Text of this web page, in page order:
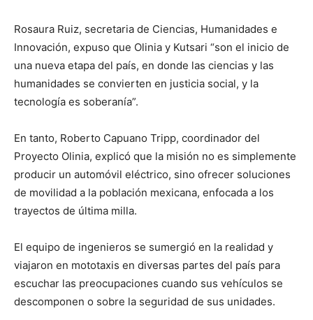
Rosaura Ruiz, secretaria de Ciencias, Humanidades e
Innovación, expuso que Olinia y Kutsari “son el inicio de
una nueva etapa del país, en donde las ciencias y las
humanidades se convierten en justicia social, y la
tecnología es soberanía”.
En tanto, Roberto Capuano Tripp, coordinador del
Proyecto Olinia, explicó que la misión no es simplemente
producir un automóvil eléctrico, sino ofrecer soluciones
de movilidad a la población mexicana, enfocada a los
trayectos de última milla.
El equipo de ingenieros se sumergió en la realidad y
viajaron en mototaxis en diversas partes del país para
escuchar las preocupaciones cuando sus vehículos se
descomponen o sobre la seguridad de sus unidades.